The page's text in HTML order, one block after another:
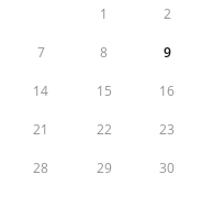
1 2
7 8 9
14 15 16
21 22 23
28 29 30